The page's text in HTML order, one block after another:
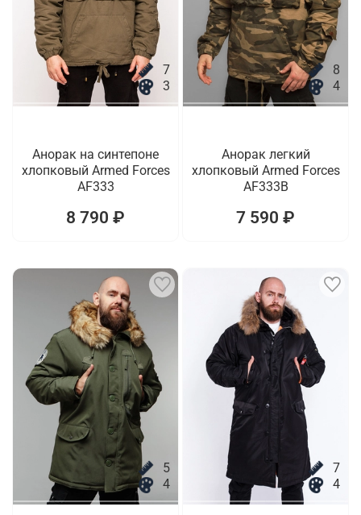
7
3
Анорак на синтепоне
хлопковый Armed Forces
AF333
8 790 ₽
8
4
Анорак легкий
хлопковый Armed Forces
AF333B
7 590 ₽
5
4
7
4